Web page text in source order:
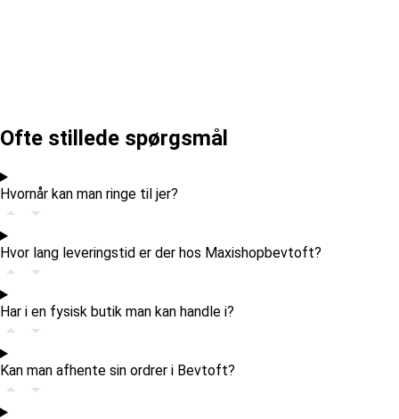
Ofte stillede spørgsmål
Hvornår kan man ringe til jer?
Hvor lang leveringstid er der hos Maxishopbevtoft?
Har i en fysisk butik man kan handle i?
Kan man afhente sin ordrer i Bevtoft?